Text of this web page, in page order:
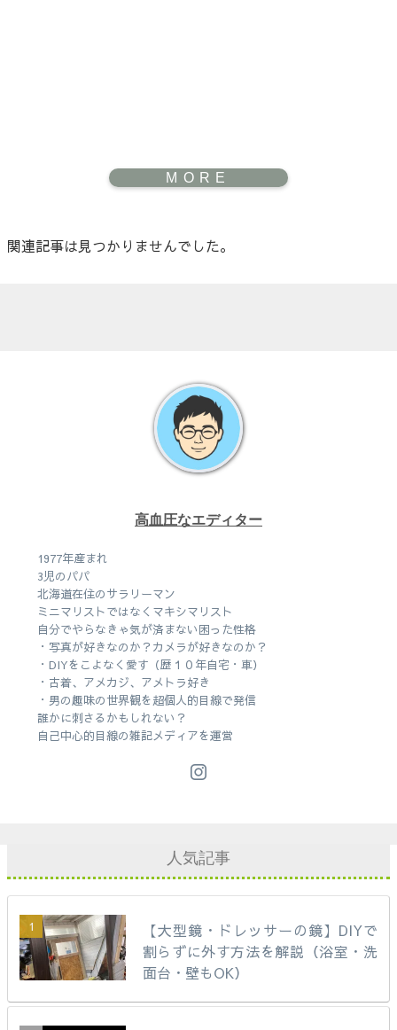
関連記事は見つかりませんでした。
高血圧なエディター
1977年産まれ
3児のパパ
北海道在住のサラリーマン
ミニマリストではなくマキシマリスト
自分でやらなきゃ気が済まない困った性格
・写真が好きなのか？カメラが好きなのか？
・DIYをこよなく愛す（歴１０年自宅・車）
・古着、アメカジ、アメトラ好き
・男の趣味の世界観を超個人的目線で発信
誰かに刺さるかもしれない？
自己中心的目線の雑記メディアを運営
人気記事
【大型鏡・ドレッサーの鏡】DIYで
割らずに外す方法を解説（浴室・洗
面台・壁もOK）